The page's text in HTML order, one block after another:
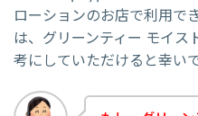
ローションのお店で利用で
は、グリーンティー モイ
考にしていただけると幸いで